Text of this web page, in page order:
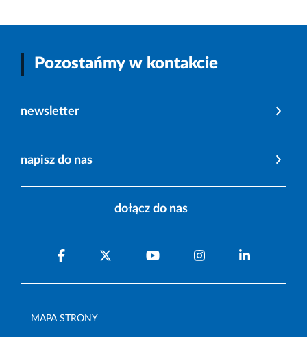
Pozostańmy w kontakcie
newsletter
napisz do nas
dołącz do nas
MAPA STRONY